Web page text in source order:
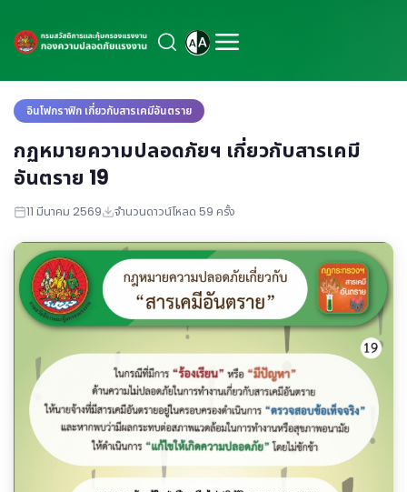
อินโฟกราฟิก เกี่ยวกับสารเคมีอันตราย
กฏหมายความปลอดภัยฯ เกี่ยวกับสารเคมี
อันตราย 19
11 มีนาคม 2569 จำนวนดาวน์โหลด 59 ครั้ง